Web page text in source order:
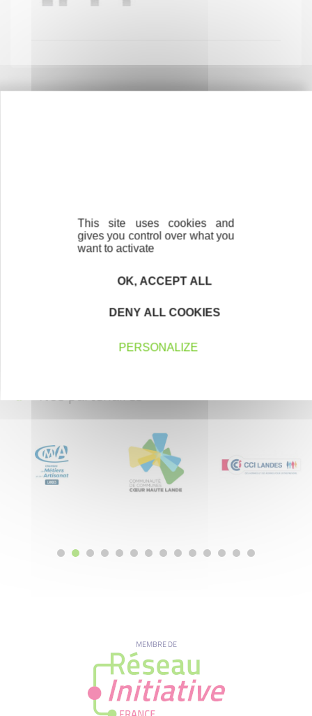
Trouvez à qui vous adresser
Créateurs, repreneurs, vos interlocuteurs en
Nos partenaires
MEMBRE DE
This site uses cookies and
gives you control over what you
want to activate
OK, ACCEPT ALL
DENY ALL COOKIES
PERSONALIZE